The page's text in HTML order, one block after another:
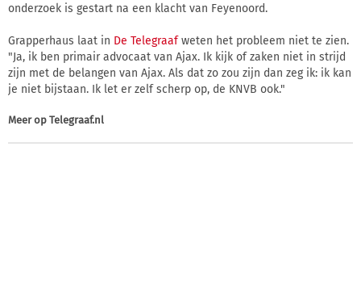
onderzoek is gestart na een klacht van Feyenoord.
Grapperhaus laat in De Telegraafweten het probleem niet te zien.
"Ja, ik ben primair advocaat van Ajax. Ik kijk of zaken niet in strijd
zijn met de belangen van Ajax. Als dat zo zou zijn dan zeg ik: ik kan
je niet bijstaan. Ik let er zelf scherp op, de KNVB ook."
Meer op Telegraaf.nl